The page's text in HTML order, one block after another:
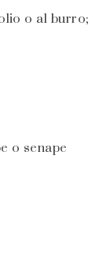
o al burro;
o senape